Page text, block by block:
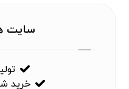
سایت
خرید